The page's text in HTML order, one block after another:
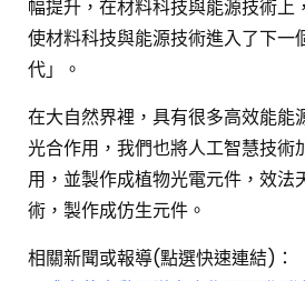
幅提升，在材料科技與能源技術上
使材料科技與能源技術進入了下一
代」。
在大自然界裡，具有很多高效能能
光合作用，我們也將人工智慧技術
用，並製作成植物光電元件，效法
術，製作成仿生元件。
相關新聞或報導(點選快速連結)：